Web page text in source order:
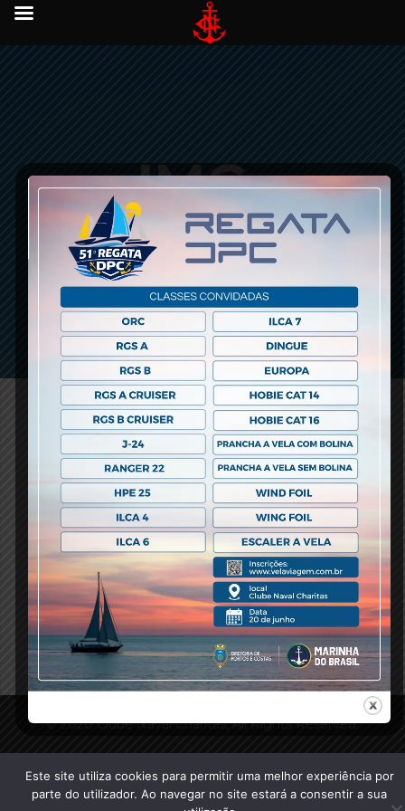
IMG-
20180221-
WA0024
fevereiro 23, 2018 - 0 comments-
Previous Post
© 2020 Clube Naval Charitas, All Rights Reserved.
Este site utiliza cookies para permitir uma melhor experiência por
parte do utilizador. Ao navegar no site estará a consentir a sua